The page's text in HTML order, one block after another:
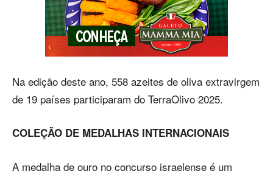
Na edição deste ano, 558 azeites de oliva extravirgem
de 19 países participaram do TerraOlivo 2025.
COLEÇÃO DE MEDALHAS INTERNACIONAIS
A medalha de ouro no concurso israelense é um